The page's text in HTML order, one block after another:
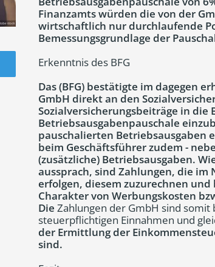
Finanzamts würden die von der
wirtschaftlich nur durchlaufende
Bemessungsgrundlage der
Erkenntnis des BFG
Das (BFG) bestätigte im dagegen
GmbH direkt an den
Sozialversicherungsbeiträge in die
Betriebsausgabenpauschale
pauschalierten Betriebsausgaben
beim Geschäftsführer zudem -
(zusätzliche) Betriebsausgaben.
aussprach, sind Zahlungen, die im
erfolgen, diesem zuzurechnen
Charakter von Werbungskosten
Die Zahlungen der GmbH sind
steuerpflichtigen Einnahmen und
der Ermittlung der
sind.